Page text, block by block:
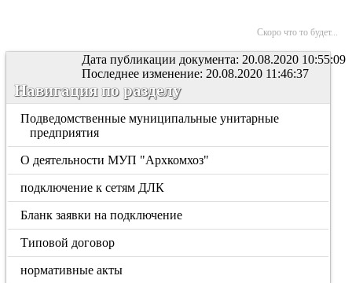
Скоро что то будет...
Дата публикации документа: 20.08.2020 10:55:09
Последнее изменение: 20.08.2020 11:46:37
Навигация по разделу
Подведомственные муниципальные унитарные
предприятия
О деятельности МУП "Архкомхоз"
подключение к сетям ДЛК
Бланк заявки на подключение
Типовой договор
нормативные акты